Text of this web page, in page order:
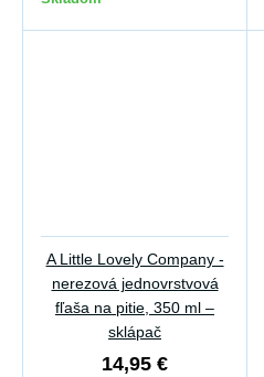
A Little Lovely Company -
nerezová jednovrstvová
fľaša na pitie, 350 ml –
sklápač
14,95 €